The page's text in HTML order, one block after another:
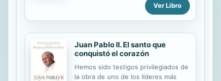
historia de la Argentina con esa
iglesia como hilo conductor.
Ver Libro
Juan Pablo II. El santo que
conquistó el corazón
Hemos sido testigos privilegiados de
la obra de uno de los líderes más